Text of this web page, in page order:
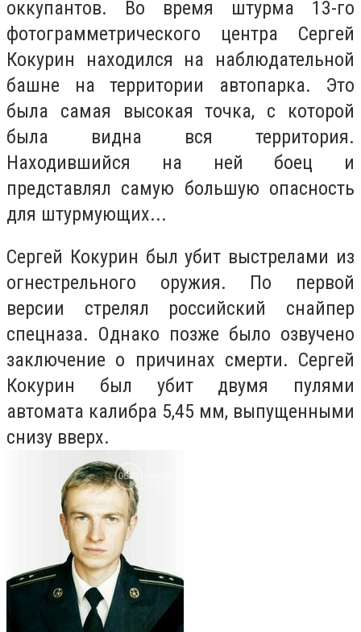
оккупантов. Во время штурма 13-го
фотограмметрического центра Сергей
Кокурин находился на наблюдательной
башне на территории автопарка. Это
была самая высокая точка, с которой
была видна вся территория.
Находившийся на ней боец и
представлял самую большую опасность
для штурмующих...
Сергей Кокурин был убит выстрелами из
огнестрельного оружия. По первой
версии стрелял российский снайпер
спецназа. Однако позже было озвучено
заключение о причинах смерти. Сергей
Кокурин был убит двумя пулями
автомата калибра 5,45 мм, выпущенными
снизу вверх.